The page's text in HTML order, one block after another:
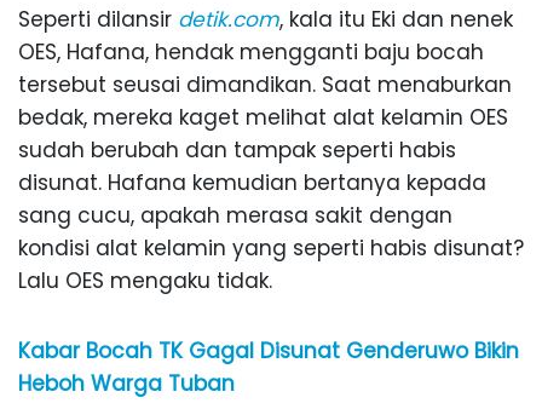
Seperti dilansir detik.com, kala itu Eki dan nenek
OES, Hafana, hendak mengganti baju bocah
tersebut seusai dimandikan. Saat menaburkan
bedak, mereka kaget melihat alat kelamin OES
sudah berubah dan tampak seperti habis
disunat. Hafana kemudian bertanya kepada
sang cucu, apakah merasa sakit dengan
kondisi alat kelamin yang seperti habis disunat?
Lalu OES mengaku tidak.
Kabar Bocah TK Gagal Disunat Genderuwo Bikin
Heboh Warga Tuban